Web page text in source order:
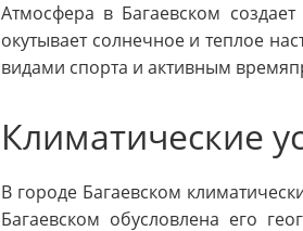
Атмосфера в Багаевском
окутывает солнечное и теплое
видами спорта и активным
Климатические
В городе Багаевском
Багаевском обусловлена его